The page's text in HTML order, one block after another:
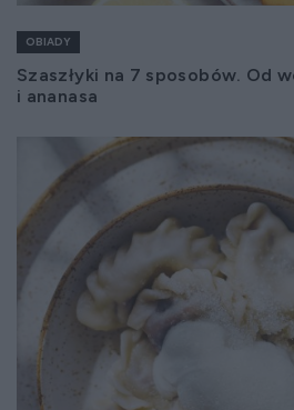
OBIADY
Szaszłyki na 7 sposobów. Od
i ananasa